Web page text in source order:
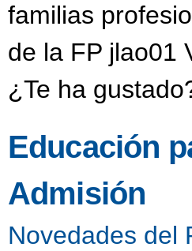
familias
de la FP jlao01
¿Te ha
Educación
Admisión
Novedades del